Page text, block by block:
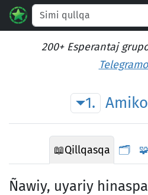
200+ Esperantaj
1. Amiko
📖Qillqasqa 🗂️
Ñawiy, uyariy